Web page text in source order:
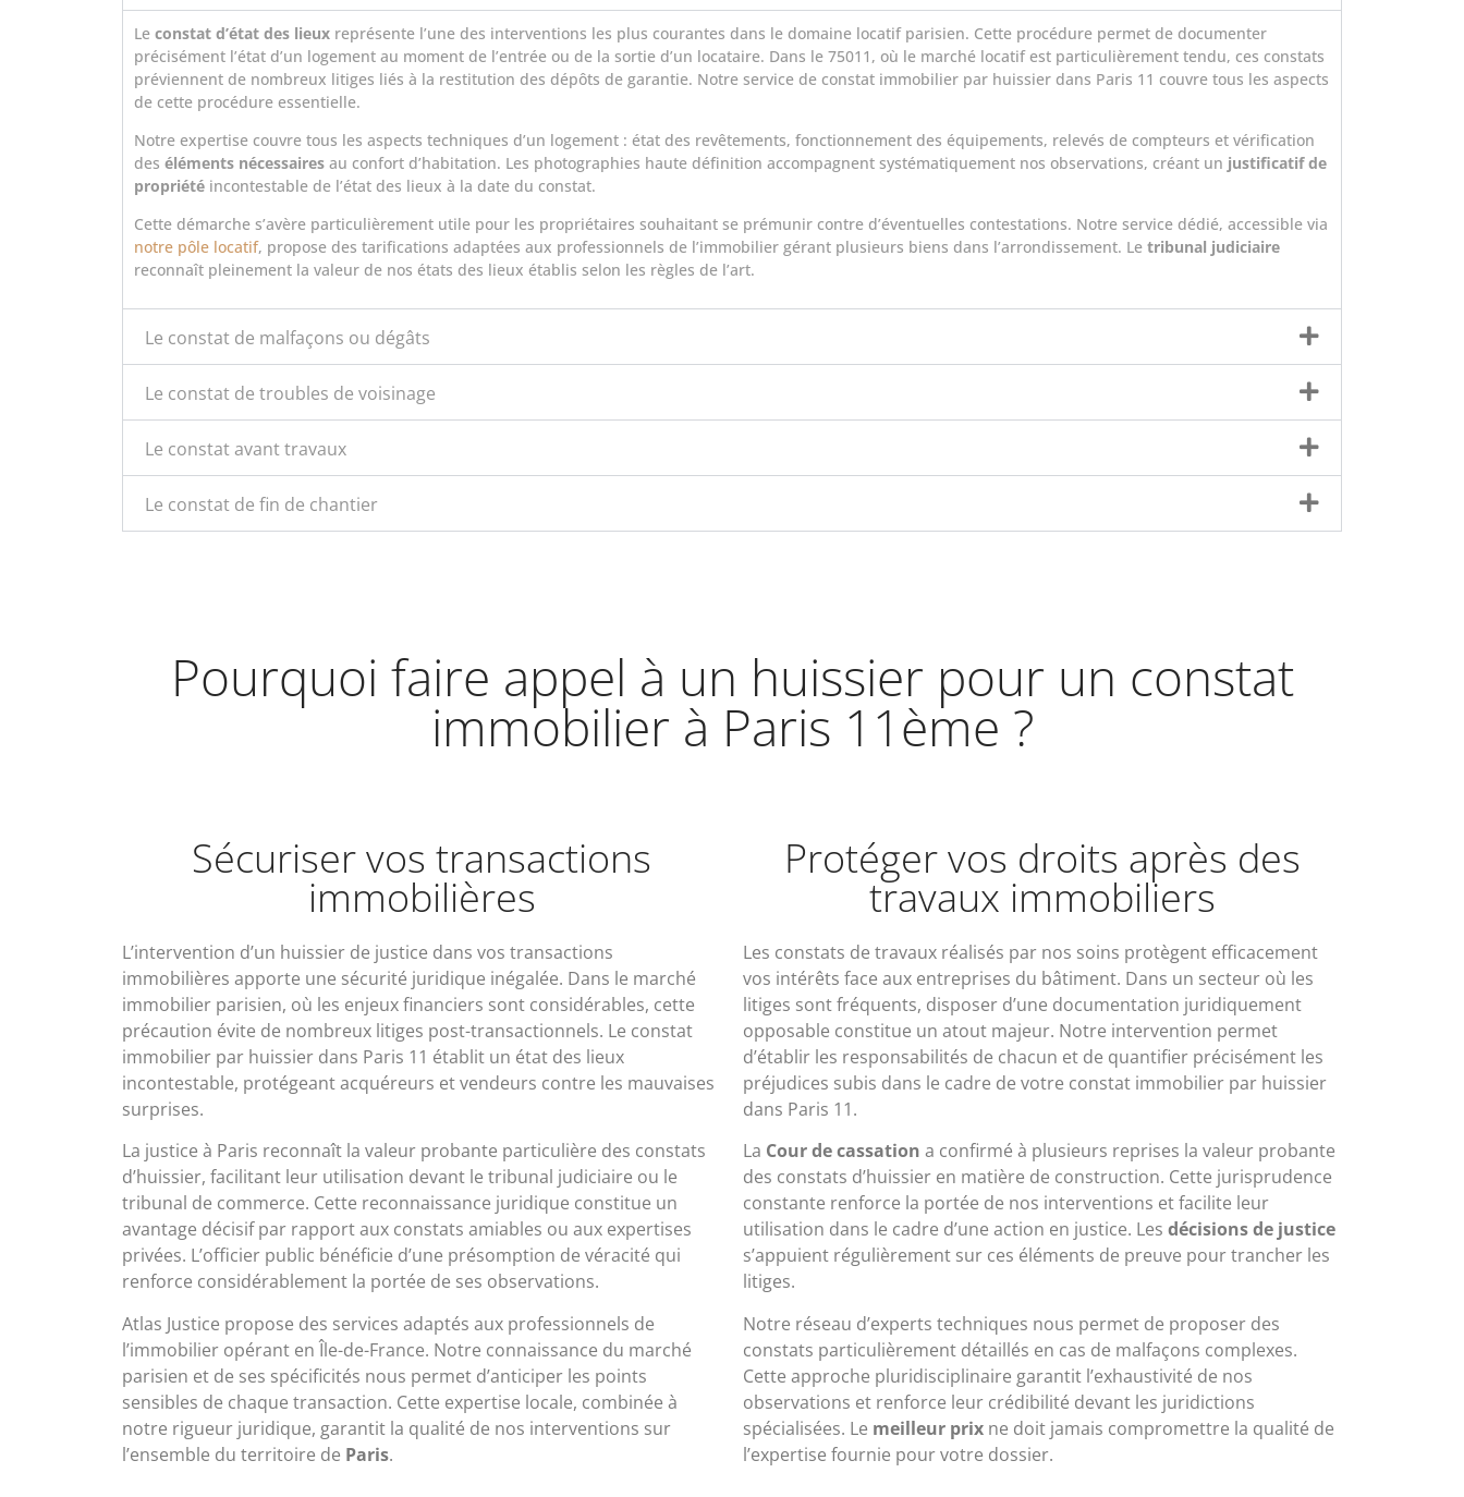
Le constat d’état des lieux représente l’une des interventions les plus courantes dans le domaine locatif parisien. Cette procédure permet de documenter
précisément l’état d’un logement au moment de l’entrée ou de la sortie d’un locataire. Dans le 75011, où le marché locatif est particulièrement tendu, ces constats
préviennent de nombreux litiges liés à la restitution des dépôts de garantie. Notre service de constat immobilier par huissier dans Paris 11 couvre tous les aspects
de cette procédure essentielle.
Notre expertise couvre tous les aspects techniques d’un logement : état des revêtements, fonctionnement des équipements, relevés de compteurs et vérification
des éléments nécessaires au confort d’habitation. Les photographies haute définition accompagnent systématiquement nos observations, créant un justificatif de
propriété incontestable de l’état des lieux à la date du constat.
Cette démarche s’avère particulièrement utile pour les propriétaires souhaitant se prémunir contre d’éventuelles contestations. Notre service dédié, accessible via
notre pôle locatif, propose des tarifications adaptées aux professionnels de l’immobilier gérant plusieurs biens dans l’arrondissement. Le tribunal judiciaire
reconnaît pleinement la valeur de nos états des lieux établis selon les règles de l’art.
Le constat de malfaçons ou dégâts
Le constat de troubles de voisinage
Le constat avant travaux
Le constat de fin de chantier
Pourquoi faire appel à un huissier pour un constat
immobilier à Paris 11ème ?
Sécuriser vos transactions
immobilières
L’intervention d’un huissier de justice dans vos transactions
immobilières apporte une sécurité juridique inégalée. Dans le marché
immobilier parisien, où les enjeux financiers sont considérables, cette
précaution évite de nombreux litiges post-transactionnels. Le constat
immobilier par huissier dans Paris 11 établit un état des lieux
incontestable, protégeant acquéreurs et vendeurs contre les mauvaises
surprises.
La justice à Paris reconnaît la valeur probante particulière des constats
d’huissier, facilitant leur utilisation devant le tribunal judiciaire ou le
tribunal de commerce. Cette reconnaissance juridique constitue un
avantage décisif par rapport aux constats amiables ou aux expertises
privées. L’officier public bénéficie d’une présomption de véracité qui
renforce considérablement la portée de ses observations.
Atlas Justice propose des services adaptés aux professionnels de
l’immobilier opérant en Île-de-France. Notre connaissance du marché
parisien et de ses spécificités nous permet d’anticiper les points
sensibles de chaque transaction. Cette expertise locale, combinée à
notre rigueur juridique, garantit la qualité de nos interventions sur
l’ensemble du territoire de Paris.
Protéger vos droits après des
travaux immobiliers
Les constats de travaux réalisés par nos soins protègent efficacement
vos intérêts face aux entreprises du bâtiment. Dans un secteur où les
litiges sont fréquents, disposer d’une documentation juridiquement
opposable constitue un atout majeur. Notre intervention permet
d’établir les responsabilités de chacun et de quantifier précisément les
préjudices subis dans le cadre de votre constat immobilier par huissier
dans Paris 11.
La Cour de cassation a confirmé à plusieurs reprises la valeur probante
des constats d’huissier en matière de construction. Cette jurisprudence
constante renforce la portée de nos interventions et facilite leur
utilisation dans le cadre d’une action en justice. Les décisions de justice
s’appuient régulièrement sur ces éléments de preuve pour trancher les
litiges.
Notre réseau d’experts techniques nous permet de proposer des
constats particulièrement détaillés en cas de malfaçons complexes.
Cette approche pluridisciplinaire garantit l’exhaustivité de nos
observations et renforce leur crédibilité devant les juridictions
spécialisées. Le meilleur prix ne doit jamais compromettre la qualité de
l’expertise fournie pour votre dossier.